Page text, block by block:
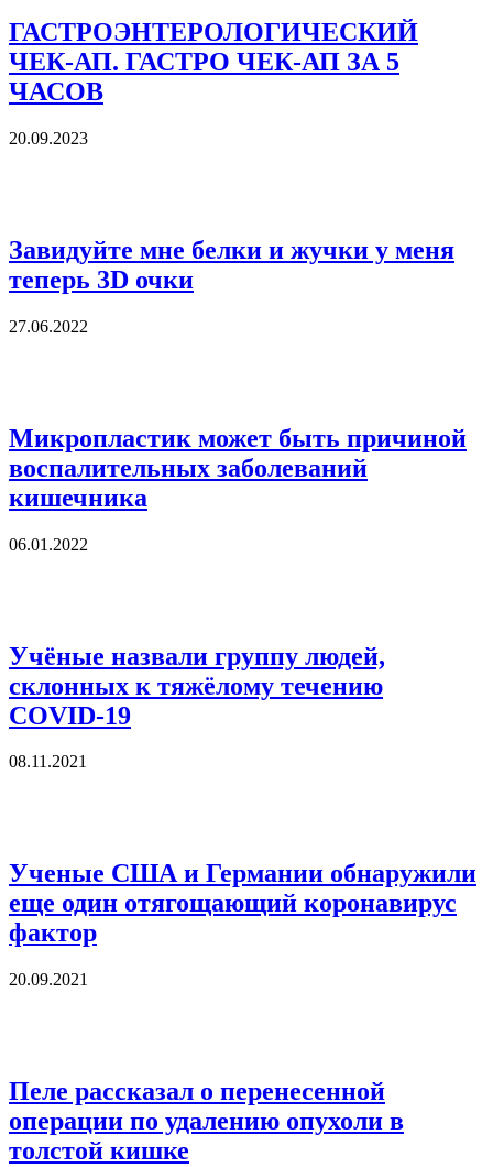
ГАСТРОЭНТЕРОЛОГИЧЕСКИЙ
ЧЕК-АП. ГАСТРО ЧЕК-АП ЗА 5
ЧАСОВ
20.09.2023
Завидуйте мне белки и жучки у меня
теперь 3D очки
27.06.2022
Микропластик может быть причиной
воспалительных заболеваний
кишечника
06.01.2022
Учёные назвали группу людей,
склонных к тяжёлому течению
COVID-19
08.11.2021
Ученые США и Германии обнаружили
еще один отягощающий коронавирус
фактор
20.09.2021
Пеле рассказал о перенесенной
операции по удалению опухоли в
толстой кишке